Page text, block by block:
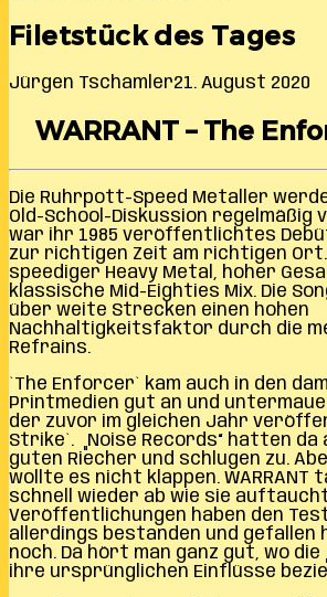
Filetstück des Tages
Jürgen Tschamler21. August 2020
WARRANT – The
Die Ruhrpott-Speed Metaller
Old-School-Diskussion regelmäßig
war ihr 1985 veröffentlichtes
zur richtigen Zeit am richtigen Ort.
speediger Heavy Metal, hoher
klassische Mid-Eighties Mix. Die
über weite Strecken einen hohen
Nachhaltigkeitsfaktor durch die
Refrains.
`The Enforcer` kam auch in den
Printmedien gut an und
der zuvor im gleichen Jahr
Strike`. „Noise Records“ hatten da
guten Riecher und schlugen zu.
wollte es nicht klappen. WARRANT
schnell wieder ab wie sie
Veröffentlichungen haben den
allerdings bestanden und gefallen
noch. Da hört man ganz gut, wo die
ihre ursprünglichen Einflüsse